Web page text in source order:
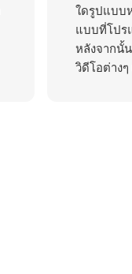
ใดรูปแบบ
แบบที่โปร
หลังจากนั้
วิดีโอต่าง